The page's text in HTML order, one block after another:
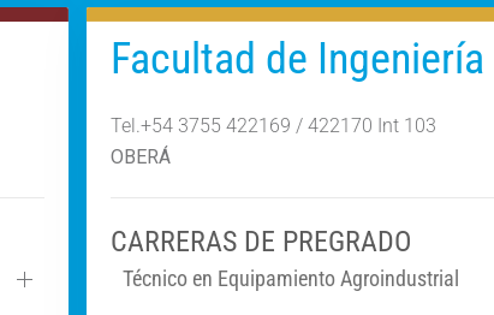
Facultad de Ingeniería
Tel.+54 3755 422169 / 422170 Int 103
OBERÁ
CARRERAS DE PREGRADO
Técnico en Equipamiento Agroindustrial